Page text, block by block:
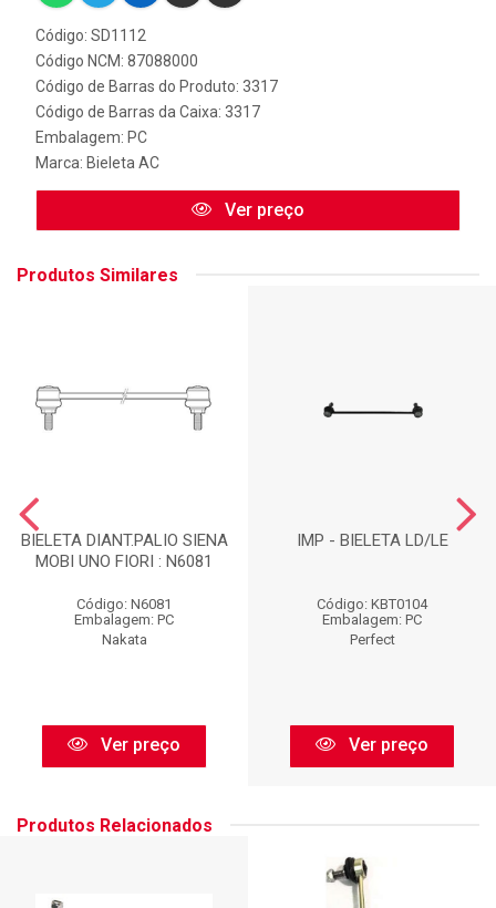
Código: SD1112
Código NCM: 87088000
Código de Barras do Produto: 3317
Código de Barras da Caixa: 3317
Embalagem: PC
Marca: Bieleta AC
Ver preço
Produtos Similares
BIELETA DIANT.PALIO SIENA
MOBI UNO FIORI : N6081
Código: N6081
Embalagem: PC
Nakata
Ver preço
IMP - BIELETA LD/LE
Código: KBT0104
Embalagem: PC
Perfect
Ver preço
Produtos Relacionados